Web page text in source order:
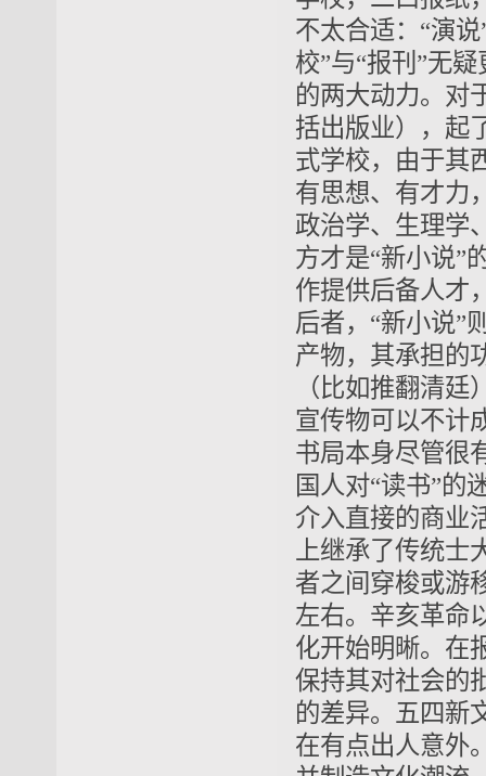
不太合适：“演
校”与“报刊”无
的两大动力。对
括出版业），起
式学校，由于其
有思想、有才力
政治学、生理学
方才是“新小说”
作提供后备人才
后者，“新小说”
产物，其承担的
（比如推翻清
宣传物可以不计
书局本身尽管很
国人对“读书”的
介入直接的商业
上继承了传统
者之间穿梭或游
左右。辛亥革命
化开始明晰。在
保持其对社会的
的差异。五四新
在有点出人意外